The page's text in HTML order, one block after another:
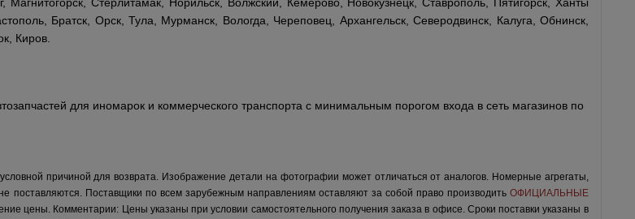
Братск, Орск, Тула, Мурманск, Вологда, Череповец, Архангельск, Северодвинск, Калуга, Обнинск,
Киров.
для иномарок и коммерческого транспорта с минимальным порогом входа в сеть магазинов по
причиной для возврата. Изображение детали на фотографии может отличаться от аналогов. Номерные агрегаты,
поставляются. Поставщики по всем зарубежным направлениям оставляют за собой право производитьОФИЦИАЛЬНЫЕ
цены. Комментарии: Цены указаны при условии самостоятельного получения заказа в офисе. Сроки поставки указаны в